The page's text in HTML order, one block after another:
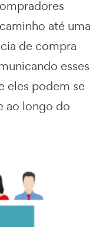
até uma
de compra
esses
eles podem se
ao longo do